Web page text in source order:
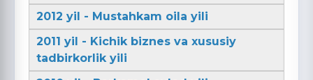
2012 yil - Mustahkam oila yili
2011 yil - Kichik biznes va xususiy
tadbirkorlik yili